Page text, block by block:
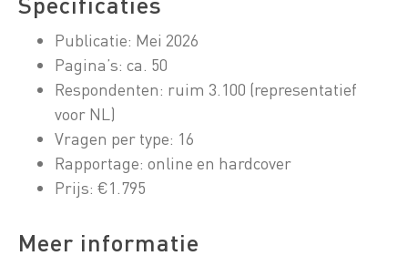
Publicatie: Mei 2026
Pagina’s: ca. 50
Respondenten: ruim 3.100 (representatief
voor NL)
Vragen per type: 16
Rapportage: online en hardcover
Prijs: €1.795
Meer informatie